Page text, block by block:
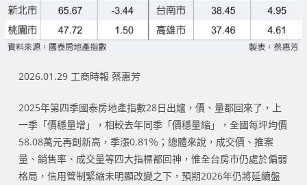
2026.01.29 工商時報 蔡惠芳
2025年第四季國泰房地產指數28日出爐，價、量都回來了，上
一季「價穩量增」，相較去年同季「價穩量縮」，全國每坪均價
58.08萬元再創新高，季漲0.81％；總體來說，成交價、推案
量、銷售率、成交量等四大指標都回神，惟全台房市仍處於偏弱
格局，信用管制緊縮未明顯改變之下，預期2026年仍將延續盤